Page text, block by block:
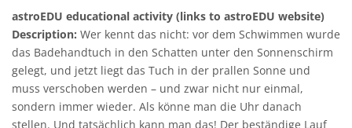
astroEDU educational activity (links to astroEDU website)
Description: Wer kennt das nicht: vor dem Schwimmen wurde
das Badehandtuch in den Schatten unter den Sonnenschirm
gelegt, und jetzt liegt das Tuch in der prallen Sonne und
muss verschoben werden – und zwar nicht nur einmal,
sondern immer wieder. Als könne man die Uhr danach
stellen. Und tatsächlich kann man das! Der beständige Lauf